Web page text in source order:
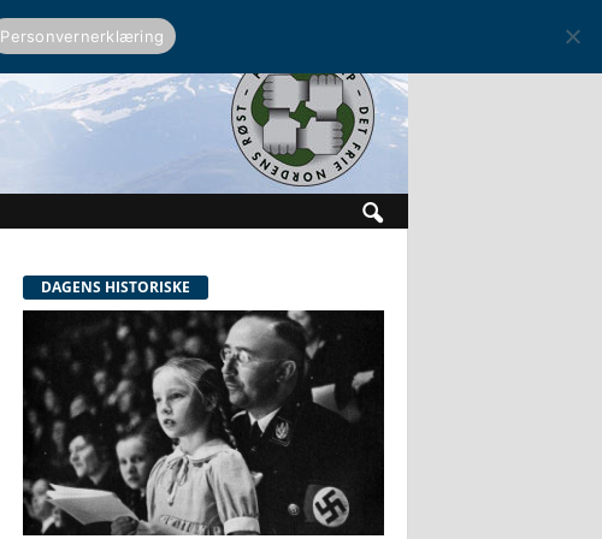
DAGENS HISTORISKE
Personvernerklæring